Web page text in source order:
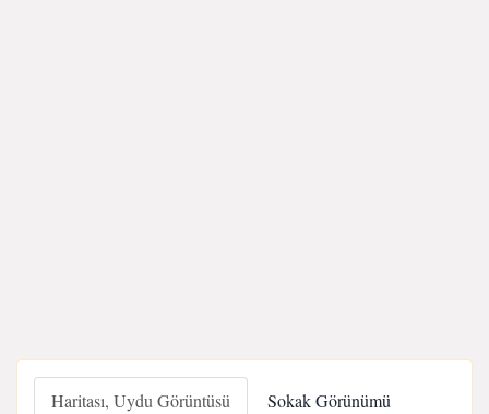
Haritası, Uydu Görüntüsü Sokak Görünümü